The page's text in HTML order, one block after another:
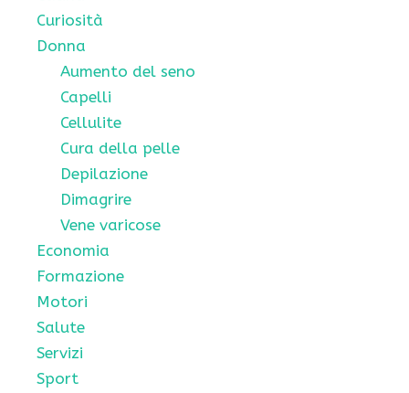
Curiosità
Donna
Aumento del seno
Capelli
Cellulite
Cura della pelle
Depilazione
Dimagrire
Vene varicose
Economia
Formazione
Motori
Salute
Servizi
Sport